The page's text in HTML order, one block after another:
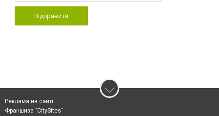
Відправити
Реклама на сайті
Франшиза "CitySites"